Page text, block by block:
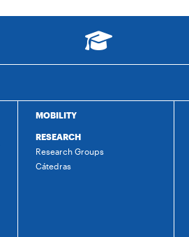
MOBILITY
RESEARCH
Research Groups
Cátedras